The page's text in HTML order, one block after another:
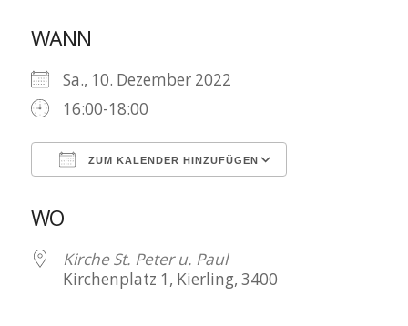
WANN
Sa., 10. Dezember 2022
16:00-18:00
ZUM KALENDER HINZUFÜGEN
WO
Kirche St. Peter u. Paul
Kirchenplatz 1, Kierling, 3400